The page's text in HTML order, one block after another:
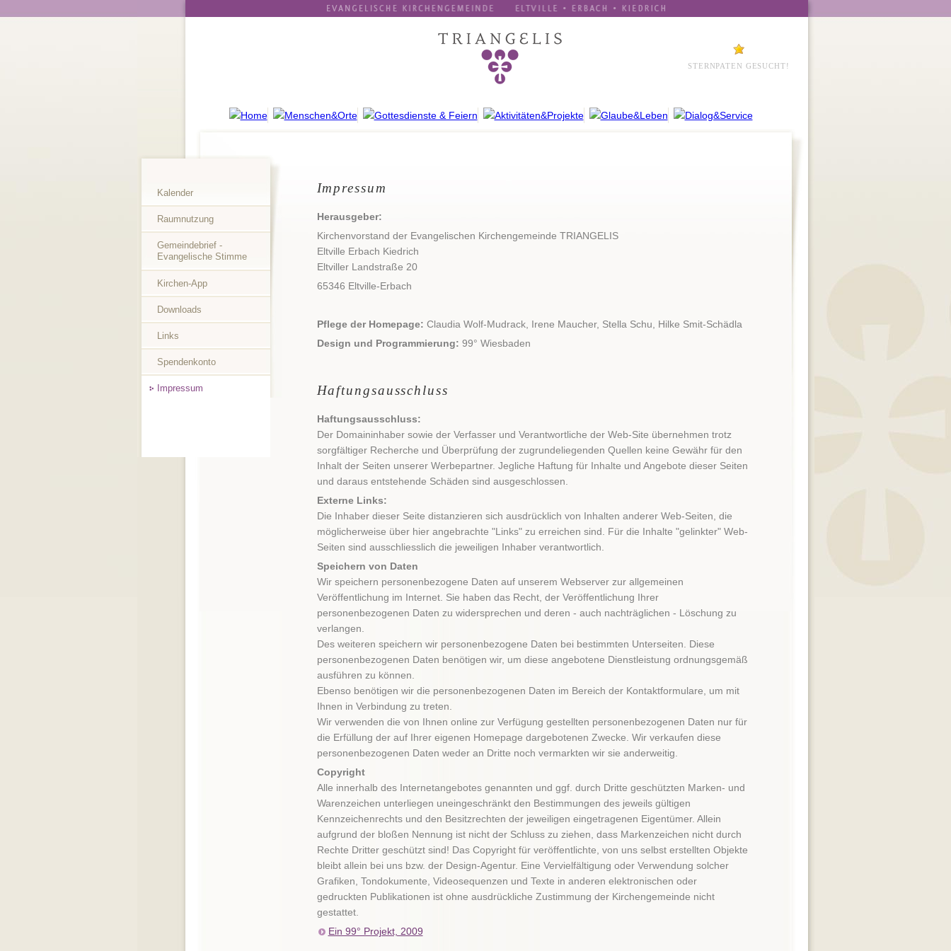
STERNPATEN GESUCHT!
Kalender
Raumnutzung
Gemeindebrief -
Evangelische Stimme
Kirchen-App
Downloads
Links
Spendenkonto
Impressum
Impressum
Herausgeber:
Kirchenvorstand der Evangelischen Kirchengemeinde TRIANGELIS
Eltville Erbach Kiedrich
Eltviller Landstraße 20
65346 Eltville-Erbach
Pflege der Homepage: Claudia Wolf-Mudrack, Irene Maucher, Stella Schu, Hilke Smit-Schädla
Design und Programmierung: 99° Wiesbaden
Haftungsausschluss
Haftungsausschluss:
Der Domaininhaber sowie der Verfasser und Verantwortliche der Web-Site übernehmen trotz
sorgfältiger Recherche und Überprüfung der zugrundeliegenden Quellen keine Gewähr für den
Inhalt der Seiten unserer Werbepartner. Jegliche Haftung für Inhalte und Angebote dieser Seiten
und daraus entstehende Schäden sind ausgeschlossen.
Externe Links:
Die Inhaber dieser Seite distanzieren sich ausdrücklich von Inhalten anderer Web-Seiten, die
möglicherweise über hier angebrachte "Links" zu erreichen sind. Für die Inhalte "gelinkter" Web-
Seiten sind ausschliesslich die jeweiligen Inhaber verantwortlich.
Speichern von Daten
Wir speichern personenbezogene Daten auf unserem Webserver zur allgemeinen
Veröffentlichung im Internet. Sie haben das Recht, der Veröffentlichung Ihrer
personenbezogenen Daten zu widersprechen und deren - auch nachträglichen - Löschung zu
verlangen.
Des weiteren speichern wir personenbezogene Daten bei bestimmten Unterseiten. Diese
personenbezogenen Daten benötigen wir, um diese angebotene Dienstleistung ordnungsgemäß
ausführen zu können.
Ebenso benötigen wir die personenbezogenen Daten im Bereich der Kontaktformulare, um mit
Ihnen in Verbindung zu treten.
Wir verwenden die von Ihnen online zur Verfügung gestellten personenbezogenen Daten nur für
die Erfüllung der auf Ihrer eigenen Homepage dargebotenen Zwecke. Wir verkaufen diese
personenbezogenen Daten weder an Dritte noch vermarkten wir sie anderweitig.
Copyright
Alle innerhalb des Internetangebotes genannten und ggf. durch Dritte geschützten Marken- und
Warenzeichen unterliegen uneingeschränkt den Bestimmungen des jeweils gültigen
Kennzeichenrechts und den Besitzrechten der jeweiligen eingetragenen Eigentümer. Allein
aufgrund der bloßen Nennung ist nicht der Schluss zu ziehen, dass Markenzeichen nicht durch
Rechte Dritter geschützt sind! Das Copyright für veröffentlichte, von uns selbst erstellten Objekte
bleibt allein bei uns bzw. der Design-Agentur. Eine Vervielfältigung oder Verwendung solcher
Grafiken, Tondokumente, Videosequenzen und Texte in anderen elektronischen oder
gedruckten Publikationen ist ohne ausdrückliche Zustimmung der Kirchengemeinde nicht
gestattet.
Ein 99° Projekt, 2009